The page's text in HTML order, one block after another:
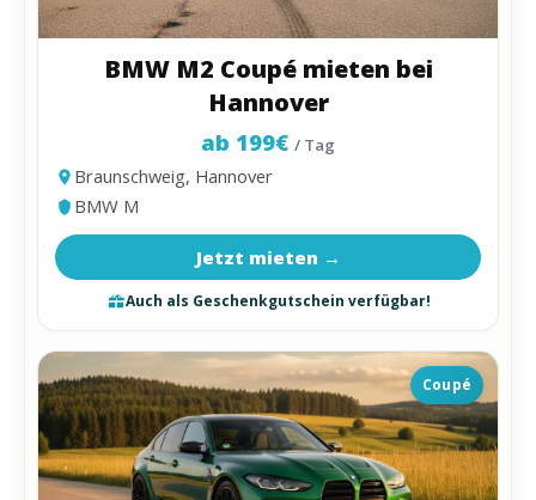
BMW M2 Coupé mieten bei
Hannover
ab 199€ / Tag
Braunschweig, Hannover
BMW M
Jetzt mieten →
Auch als Geschenkgutschein verfügbar!
Coupé